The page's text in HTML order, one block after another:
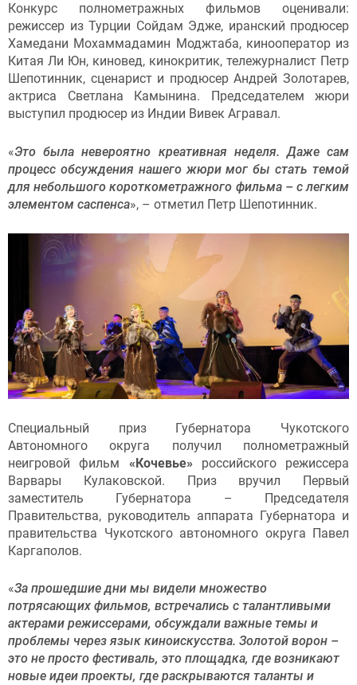
Конкурс полнометражных фильмов оценивали:
режиссер из Турции Сойдам Эдже, иранский продюсер
Хамедани Мохаммадамин Моджтаба, кинооператор из
Китая Ли Юн, киновед, кинокритик, тележурналист Петр
Шепотинник, сценарист и продюсер Андрей Золотарев,
актриса Светлана Камынина. Председателем жюри
выступил продюсер из Индии Вивек Агравал.
«Это была невероятно креативная неделя. Даже сам
процесс обсуждения нашего жюри мог бы стать темой
для небольшого короткометражного фильма – с легким
элементом саспенса», – отметил Петр Шепотинник.
Специальный приз Губернатора Чукотского
Автономного округа получил полнометражный
неигровой фильм «Кочевье» российского режиссера
Варвары Кулаковской. Приз вручил Первый
заместитель Губернатора – Председателя
Правительства, руководитель аппарата Губернатора и
правительства Чукотского автономного округа Павел
Каргаполов.
«За прошедшие дни мы видели множество
потрясающих фильмов, встречались с талантливыми
актерами режиссерами, обсуждали важные темы и
проблемы через язык киноискусства. Золотой ворон –
это не просто фестиваль, это площадка, где возникают
новые идеи проекты, где раскрываются таланты и